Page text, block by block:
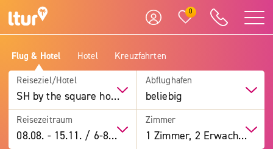
0
Flug & Hotel Hotel Kreuzfahrten
Reiseziel/Hotel
SH by the square hotel Kyoto Kiyamachi
Abflughafen
beliebig
Reisezeitraum
08.08. -15.11. / 6-8 Tage
Zimmer
1 Zimmer, 2 Erwachsene